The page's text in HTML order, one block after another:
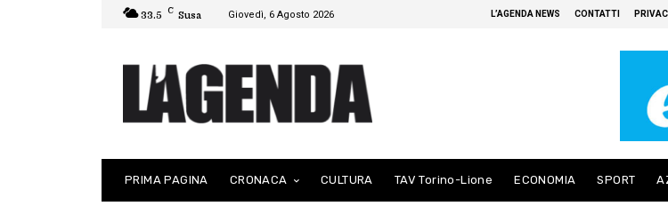
33.5 C Susa Giovedì, 6 Agosto 2026 L’AGENDA NEWS CONTATTI
PRIMA PAGINA CRONACA CULTURA TAV Torino-Lione ECONOMIA SPORT